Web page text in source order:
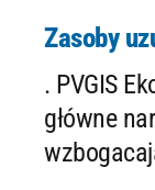
Zasoby
. PVGIS
główne